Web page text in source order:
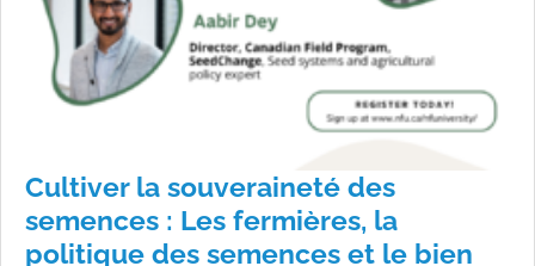
Cultiver la souveraineté des
semences : Les fermières, la
politique des semences et le bien